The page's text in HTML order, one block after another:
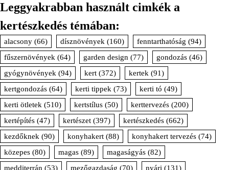
Leggyakrabban használt cimkék a
kertészkedés témában:
alacsony (66) dísznövények (160) fenntarthatóság (94)
fűszernövények (64) garden design (77) gondozás (46)
gyógynövények (94) kert (372) kertek (91)
kertgondozás (64) kerti tippek (73) kerti tó (49)
kerti ötletek (510) kertstílus (50) kerttervezés (200)
kertépítés (47) kertészet (397) kertészkedés (662)
kezdőknek (90) konyhakert (88) konyhakert tervezés (74)
közepes (80) magas (89) magaságyás (82)
medditerrán (53) mezőgazdaság (70) nyári (131)